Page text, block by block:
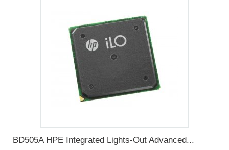
BD505A HPE Integrated Lights-Out Advanced...